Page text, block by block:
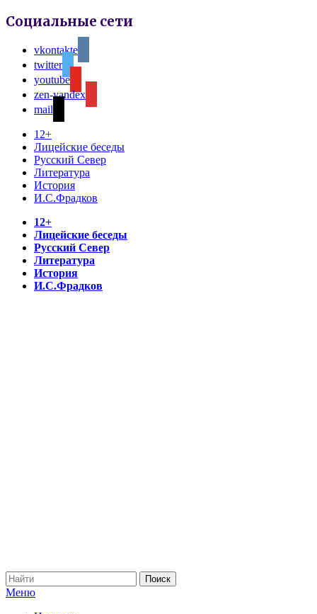
Социальные сети
vkontakte
twitter
youtube
zen-yandex
mail
12+
Лицейские беседы
Русский Север
Литература
История
И.С.Фрадков
12+
Лицейские беседы
Русский Север
Литература
История
И.С.Фрадков
Меню